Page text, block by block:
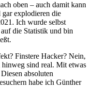
oben – auch damit kann
explodieren die
Ich wurde selbst
die Statistik und bin
Finstere Hacker? Nein,
sind real. Mit etwas
absoluten
habe ich Günther